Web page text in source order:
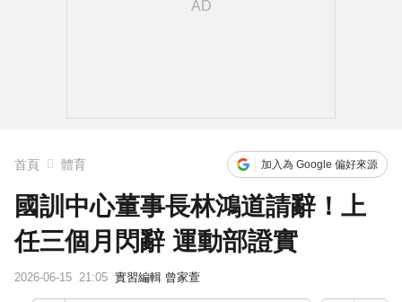
首頁 體育 加入為 Google 偏好來源
國訓中心董事長林鴻道請辭！上
任三個月閃辭 運動部證實
2026-06-15 21:05 實習編輯 曾家萱